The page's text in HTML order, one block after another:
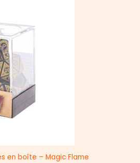
en boîte – Magic Flame